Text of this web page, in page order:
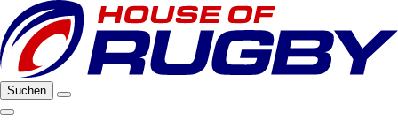
Suchen